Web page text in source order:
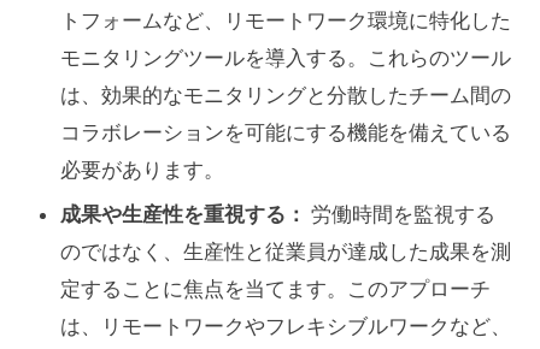
トフォームなど、リモートワーク環境に特化した
モニタリングツールを導入する。これらのツール
は、効果的なモニタリングと分散したチーム間の
コラボレーションを可能にする機能を備えている
必要があります。
成果や生産性を重視する： 労働時間を監視する
のではなく、生産性と従業員が達成した成果を測
定することに焦点を当てます。このアプローチ
は、リモートワークやフレキシブルワークなど、